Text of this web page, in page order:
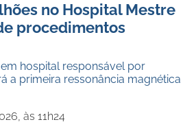
no Hospital Mestre
procedimentos
hospital responsável por
a primeira ressonância magnética
às 11h24